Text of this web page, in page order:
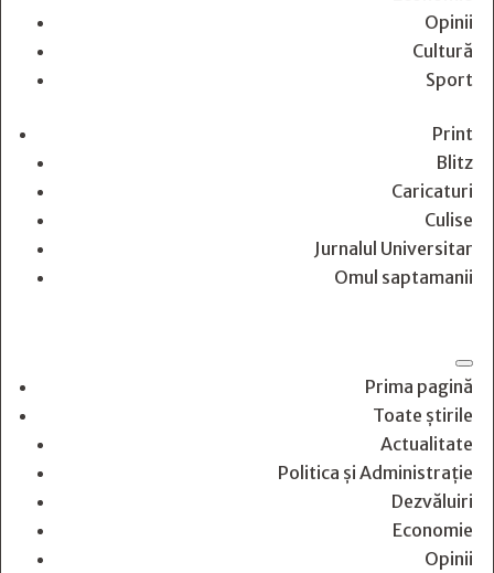
Opinii
Cultură
Sport
Print
Blitz
Caricaturi
Culise
Jurnalul Universitar
Omul saptamanii
Prima pagină
Toate știrile
Actualitate
Politica și Administrație
Dezvăluiri
Economie
Opinii